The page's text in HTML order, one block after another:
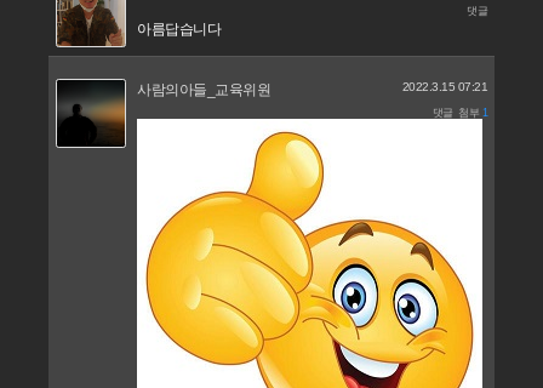
댓글
아름답습니다
사람의아들_교육위원 2022.3.15 07:21
댓글 첨부 1